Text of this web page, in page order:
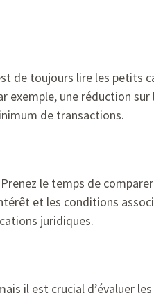
de toujours lire les petits
une réduction sur
de transactions.
le temps de
et les conditions
juridiques.
il est crucial d’évaluer